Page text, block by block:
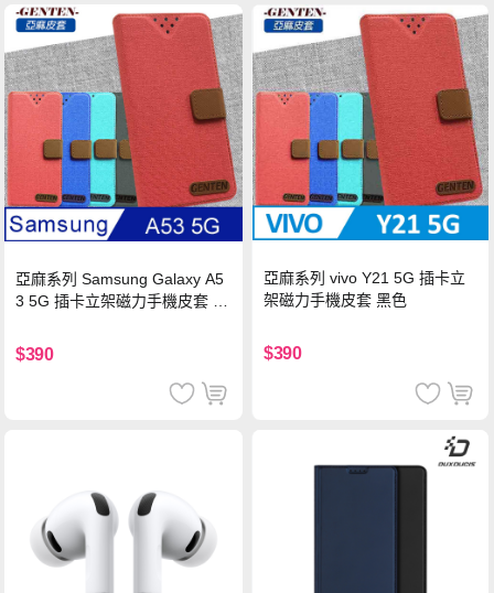
亞麻系列 Samsung Galaxy A5
3 5G 插卡立架磁力手機皮套 藍
$390
亞麻系列 vivo Y21 5G 插卡立
架磁力手機皮套 黑色
$390